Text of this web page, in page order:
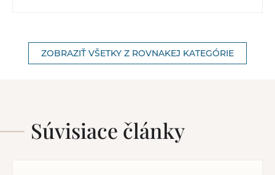
ZOBRAZIŤ VŠETKY Z ROVNAKEJ KATEGÓRIE
Súvisiace články